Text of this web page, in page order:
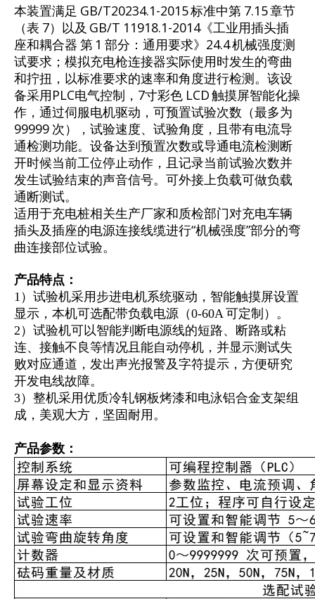
本装置满足 GB/T20234.1-2015 标准中第 7.15 章节
（表 7）以及 GB/T 11918.1-2014《工业用插头插
座和耦合器 第 1 部分：通用要求》24.4 机械强度测
试要求；模拟充电枪连接器实际使用时发生的弯曲
和拧扭，以标准要求的速率和角度进行检测。该设
备采用PLC电气控制，7寸彩色 LCD 触摸屏智能化操
作，通过伺服电机驱动，可预置试验次数（最多为
99999 次），试验速度、试验角度，且带有电流导
通检测功能。设备达到预置次数或导通电流检测断
开时候当前工位停止动作，且记录当前试验次数并
发生试验结束的声音信号。可外接上负载可做负载
通断测试。
适用于充电桩相关生产厂家和质检部门对充电车辆
插头及插座的电源连接线缆进行“机械强度”部分的弯
曲连接部位试验。
产品特点：
1）试验机采用步进电机系统驱动，智能触摸屏设置
显示，本机可选配带负载电源（0-60A 可定制）。
2）试验机可以智能判断电源线的短路、断路或粘
连、接触不良等情况且能自动停机，并显示测试失
败对应通道，发出声光报警及字符提示，方便研究
开发电线故障。
3）整机采用优质冷轧钢板烤漆和电泳铝合金支架组
成，美观大方，坚固耐用。
产品参数：